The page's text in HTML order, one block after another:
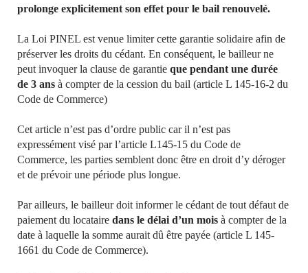
prolonge explicitement son effet pour le bail renouvelé.
La Loi PINEL est venue limiter cette garantie solidaire afin de
préserver les droits du cédant. En conséquent, le bailleur ne
peut invoquer la clause de garantie que pendant une durée
de 3 ans à compter de la cession du bail (article L 145-16-2 du
Code de Commerce)
Cet article n’est pas d’ordre public car il n’est pas
expressément visé par l’article L145-15 du Code de
Commerce, les parties semblent donc être en droit d’y déroger
et de prévoir une période plus longue.
Par ailleurs, le bailleur doit informer le cédant de tout défaut de
paiement du locataire dans le délai d’un mois à compter de la
date à laquelle la somme aurait dû être payée (article L 145-
1661 du Code de Commerce).